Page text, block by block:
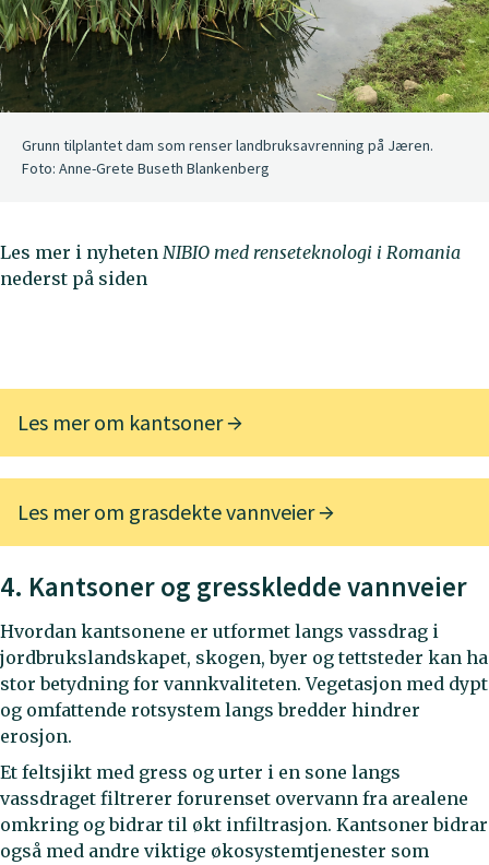
Grunn tilplantet dam som renser landbruksavrenning på Jæren.
Foto: Anne-Grete Buseth Blankenberg
Les mer i nyheten NIBIO med renseteknologi i Romania
nederst på siden
Les mer om kantsoner
Les mer om grasdekte vannveier
4. Kantsoner og gresskledde vannveier
Hvordan kantsonene er utformet langs vassdrag i
jordbrukslandskapet, skogen, byer og tettsteder kan ha
stor betydning for vannkvaliteten. Vegetasjon med dypt
og omfattende rotsystem langs bredder hindrer
erosjon.
Et feltsjikt med gress og urter i en sone langs
vassdraget filtrerer forurenset overvann fra arealene
omkring og bidrar til økt infiltrasjon. Kantsoner bidrar
også med andre viktige økosystemtjenester som